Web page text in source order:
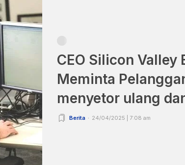
CEO Silicon Valley
Meminta
menyetor ulang
Berita 24/04/2025 | 7:08 am